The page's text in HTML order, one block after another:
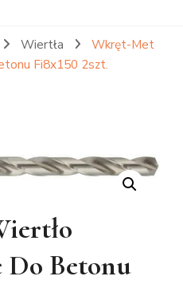
Wiertła
Wkręt-Met
Fi8x150 2szt.
Betonu